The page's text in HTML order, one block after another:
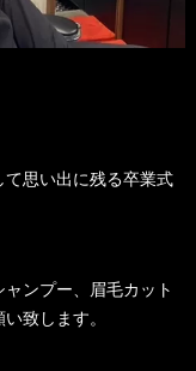
思い出に残る卒業式
ンプー、眉毛カット
致します。